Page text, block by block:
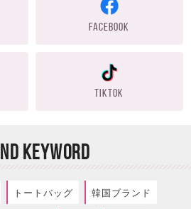
FACEBOOK
TIKTOK
KEYWORD
トートバッグ 韓国ブランド